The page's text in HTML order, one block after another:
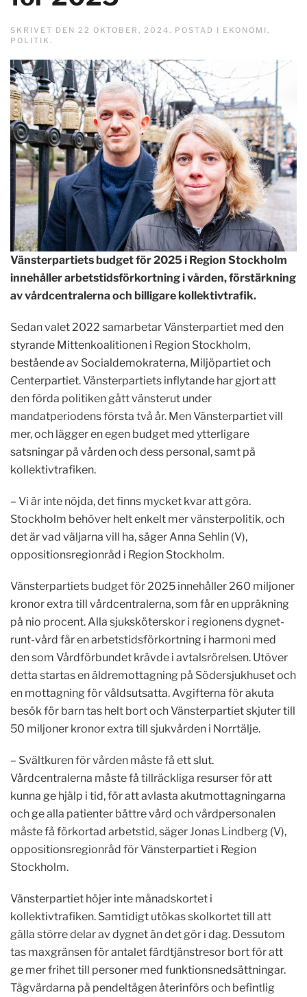
SKRIVET DEN 22 OKTOBER, 2024. POSTAD I EKONOMI ,
POLITIK .
Vänsterpartiets budget för 2025 i Region Stockholm
innehåller arbetstidsförkortning i vården, förstärkning
av vårdcentralerna och billigare kollektivtrafik.
Sedan valet 2022 samarbetar Vänsterpartiet med den
styrande Mittenkoalitionen i Region Stockholm,
bestående av Socialdemokraterna, Miljöpartiet och
Centerpartiet. Vänsterpartiets inflytande har gjort att
den förda politiken gått vänsterut under
mandatperiodens första två år. Men Vänsterpartiet vill
mer, och lägger en egen budget med ytterligare
satsningar på vården och dess personal, samt på
kollektivtrafiken.
– Vi är inte nöjda, det finns mycket kvar att göra.
Stockholm behöver helt enkelt mer vänsterpolitik, och
det är vad väljarna vill ha, säger Anna Sehlin (V),
oppositionsregionråd i Region Stockholm.
Vänsterpartiets budget för 2025 innehåller 260 miljoner
kronor extra till vårdcentralerna, som får en uppräkning
på nio procent. Alla sjuksköterskor i regionens dygnet-
runt-vård får en arbetstidsförkortning i harmoni med
den som Vårdförbundet krävde i avtalsrörelsen. Utöver
detta startas en äldremottagning på Södersjukhuset och
en mottagning för våldsutsatta. Avgifterna för akuta
besök för barn tas helt bort och Vänsterpartiet skjuter till
50 miljoner kronor extra till sjukvården i Norrtälje.
– Svältkuren för vården måste få ett slut.
Vårdcentralerna måste få tillräckliga resurser för att
kunna ge hjälp i tid, för att avlasta akutmottagningarna
och ge alla patienter bättre vård och vårdpersonalen
måste få förkortad arbetstid, säger Jonas Lindberg (V),
oppositionsregionråd för Vänsterpartiet i Region
Stockholm.
Vänsterpartiet höjer inte månadskortet i
kollektivtrafiken. Samtidigt utökas skolkortet till att
gälla större delar av dygnet än det gör i dag. Dessutom
tas maxgränsen för antalet färdtjänstresor bort för att
ge mer frihet till personer med funktionsnedsättningar.
Tågvärdarna på pendeltågen återinförs och befintlig